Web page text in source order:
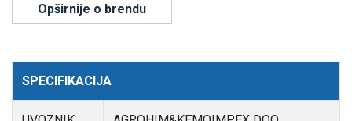
Opširnije o brendu
SPECIFIKACIJA